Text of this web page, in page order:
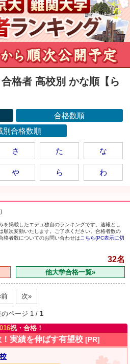
格者 高校別 かな順【ら
合格数順
別合格数順
さ た な
や ら わ
掲載したエデュ独自のランキングです。速報とし
順次変動いたします。ご了承ください。合格者数の
格者数についてのお問い合わせは こちら(PC表示に切
32名
他大学合格一覧»
次»
のページ 1 / 1
祝・合格！
実績を伸ばす有望校 [PR]